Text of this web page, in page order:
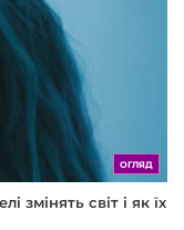
ОГЛЯД
змінять світ і як їх